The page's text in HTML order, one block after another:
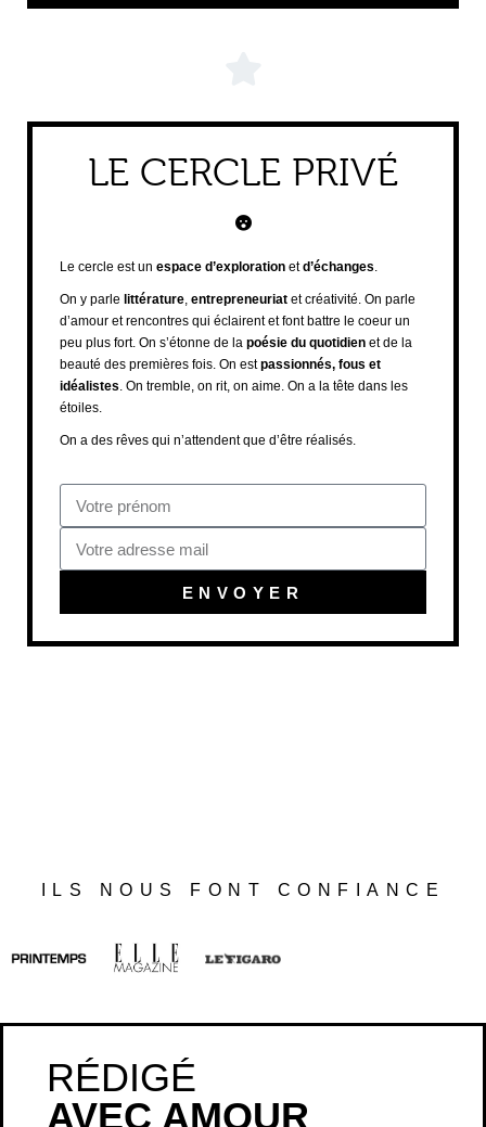
LE CERCLE PRIVÉ
Le cercle est un espace d’exploration etd’échanges.
On y parle littérature, entrepreneuriat et créativité. On parle
d’amour et rencontres qui éclairent et font battre le coeur un
peu plus fort. On s’étonne de la poésie du quotidien et de la
beauté des premières fois. On estpassionnés, fous et
idéalistes. On tremble, on rit, on aime. On a la tête dans les
étoiles.
On a des rêves qui n’attendent que d’être réalisés.
ENVOYER
ILS NOUS FONT CONFIANCE
RÉDIGÉ
AVEC AMOUR